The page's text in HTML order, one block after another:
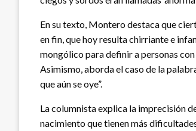
En su texto, Montero destaca que
en fin, que hoy resulta chirriante e
mongólico para definir a personas
Asimismo, aborda el caso de la
que aún se oye”.
La columnista explica la imprecisión
nacimiento que tienen más